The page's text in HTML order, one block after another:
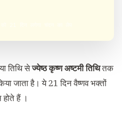
तिथि सेज्येष्ठ कृष्ण अष्टमी तिथितक
जाता है। ये 21 दिन वैष्णव भक्तों
होते हैं ।